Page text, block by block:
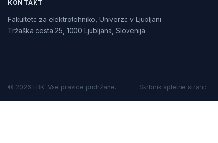
KONTAKT
Fakulteta za elektrotehniko, Univerza v Ljubljani
Tržaška cesta 25, 1000 Ljubljana, Slovenija
© 2026 LBK. Vse pravice pridržane. Skrbnik spletne strani: